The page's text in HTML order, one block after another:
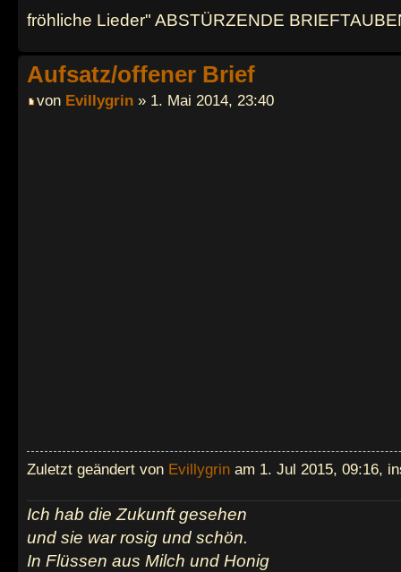
fröhliche Lieder" ABSTÜRZENDE
Aufsatz/offener Brief
von Evillygrin » 1. Mai 2014, 23:40
Zuletzt geändert von Evillygrin am 1. Jul 2015, 09:16,
Ich hab die Zukunft gesehen
und sie war rosig und schön.
In Flüssen aus Milch und Honig